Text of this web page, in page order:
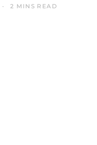
2 MINS READ